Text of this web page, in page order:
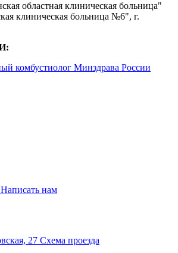
областная клиническая больница"
клиническая больница №6", г.
комбустиолог Минздрава России
Написать нам
27 Схема проезда